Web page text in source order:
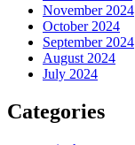
November 2024
October 2024
September 2024
August 2024
July 2024
Categories